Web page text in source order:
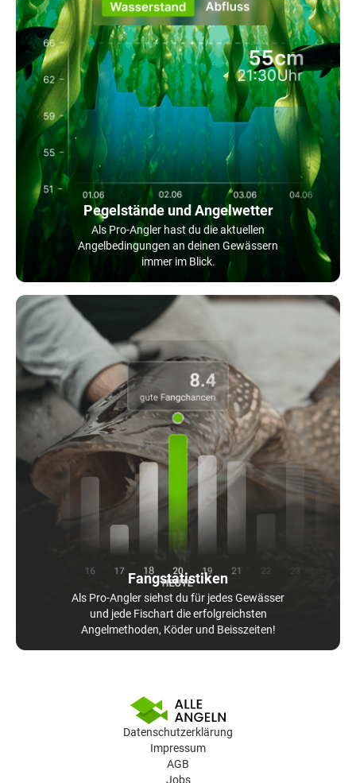
Pegelstände und Angelwetter
Als Pro-Angler hast du die aktuellen
Angelbedingungen an deinen Gewässern
immer im Blick.
Fangstatistiken
Als Pro-Angler siehst du für jedes Gewässer
und jede Fischart die erfolgreichsten
Angelmethoden, Köder und Beisszeiten!
Datenschutzerklärung
Impressum
AGB
Jobs